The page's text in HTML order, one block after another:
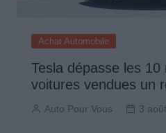
Achat Automobile
Tesla dépasse les 10
voitures vendues un
Auto Pour Vous 3